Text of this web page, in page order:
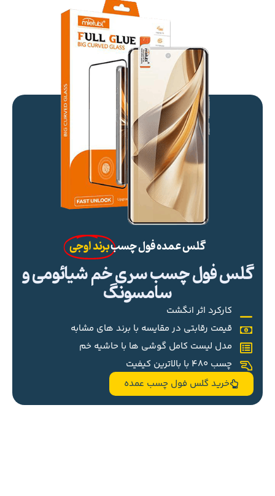
گلس عمده فول چسببرند اوجی
گلس فول چسب سری خم شیائومی و
سامسونگ
کارکرد اثر انگشت
قیمت رقابتی در مقایسه با برند های مشابه
مدل لیست کامل گوشی ها با حاشیه خم
چسب 480 با بالاترین کیفیت
خرید گلس فول چسب عمده